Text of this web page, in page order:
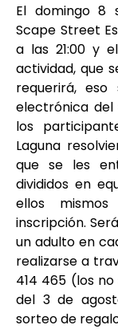
El domingo 8
Scape Street
a las 21:00 y
actividad, que
requerirá,
electrónica del
los
Laguna
que se les
divididos en
ellos
inscripción.
un adulto en
realizarse a
414 465 (los
del 3 de
sorteo de